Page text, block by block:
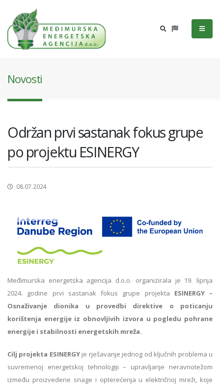
Novosti
Održan prvi sastanak fokus grupe
po projektu ESINERGY
08.07.2024
Međimurska energetska agencija d.o.o. organizirala je 19. lipnja
2024. godine prvi sastanak fokus grupe projekta ESINERGY –
Osnaživanje dionika u provedbi direktive o poticanju
korištenja energije iz obnovljivih izvora u pogledu pohrane
energije i stabilnosti energetskih mreža.
Cilj projekta ESINERGYje rješavanje jednog od ključnih problema u
suvremenoj energetskoj tehnologiji – upravljanje neravnotežom
između proizvedene snage i opterećenja u električnoj mreži, koje